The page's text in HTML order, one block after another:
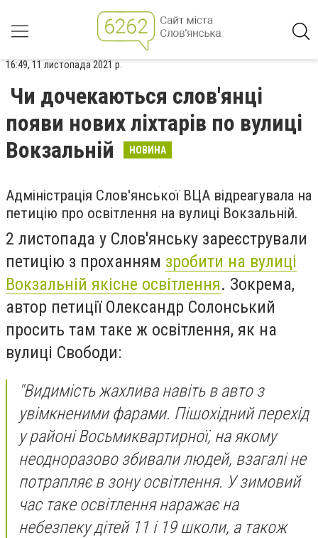
16:49, 11 листопада 2021 р.
Чи дочекаються слов'янці
появи нових ліхтарів по вулиці
Вокзальній
НОВИНА
Адміністрація Слов'янської ВЦА відреагувала на
петицію про освітлення на вулиці Вокзальній.
2 листопада у Слов'янську зареєстрували
петицію з проханням зробити на вулиці
Вокзальній якісне освітлення. Зокрема,
автор петиції Олександр Солонський
просить там таке ж освітлення, як на
вулиці Свободи:
"Видимість жахлива навіть в авто з
увімкненими фарами. Пішохідний перехід
у районі Восьмиквартирної, на якому
неодноразово збивали людей, взагалі не
потрапляє в зону освітлення. У зимовий
час таке освітлення наражає на
небезпеку дітей 11 і 19 школи, а також